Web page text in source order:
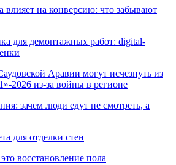
влияет на конверсию: что забывают
для демонтажных работ: digital-
Аравии могут исчезнуть из
2026 из-за войны в регионе
зачем люди едут не смотреть, а
для отделки стен
восстановление пола